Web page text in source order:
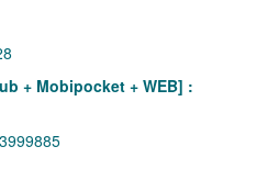
+ Mobipocket + WEB] :